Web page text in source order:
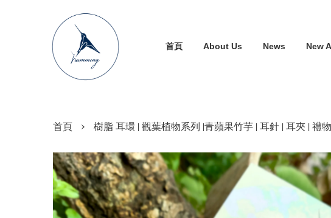
首頁 About Us News New
首頁 › 樹脂 耳環 | 觀葉植物系列 |青蘋果竹芋 | 耳針 | 耳夾 | 禮物